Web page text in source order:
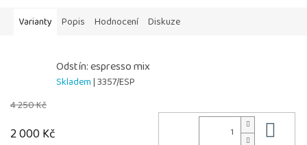
Varianty Popis Hodnocení Diskuze
Odstín: espresso mix
Skladem| 3357/ESP
4 250 Kč
2 000 Kč